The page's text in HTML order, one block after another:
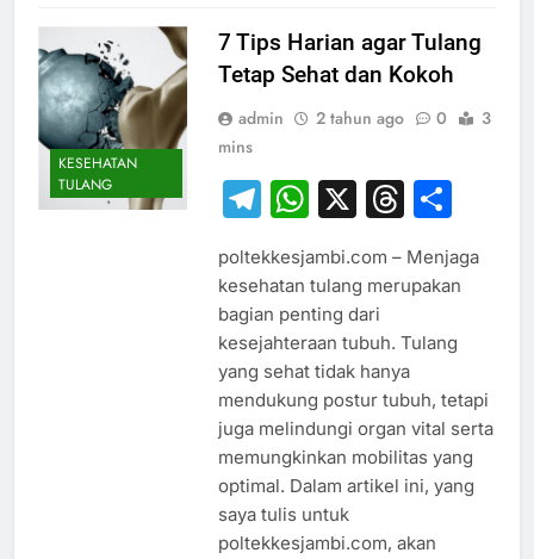
KESEHATAN
TULANG
7 Tips Harian agar Tulang
Tetap Sehat dan Kokoh
admin 2 tahun ago 0
3
mins
Telegram
WhatsApp
X
poltekkesjambi.com – Menjaga
kesehatan tulang merupakan
bagian penting dari
kesejahteraan tubuh. Tulang
yang sehat tidak hanya
mendukung postur tubuh, tetapi
juga melindungi organ vital serta
memungkinkan mobilitas yang
optimal. Dalam artikel ini, yang
saya tulis untuk
poltekkesjambi.com, akan